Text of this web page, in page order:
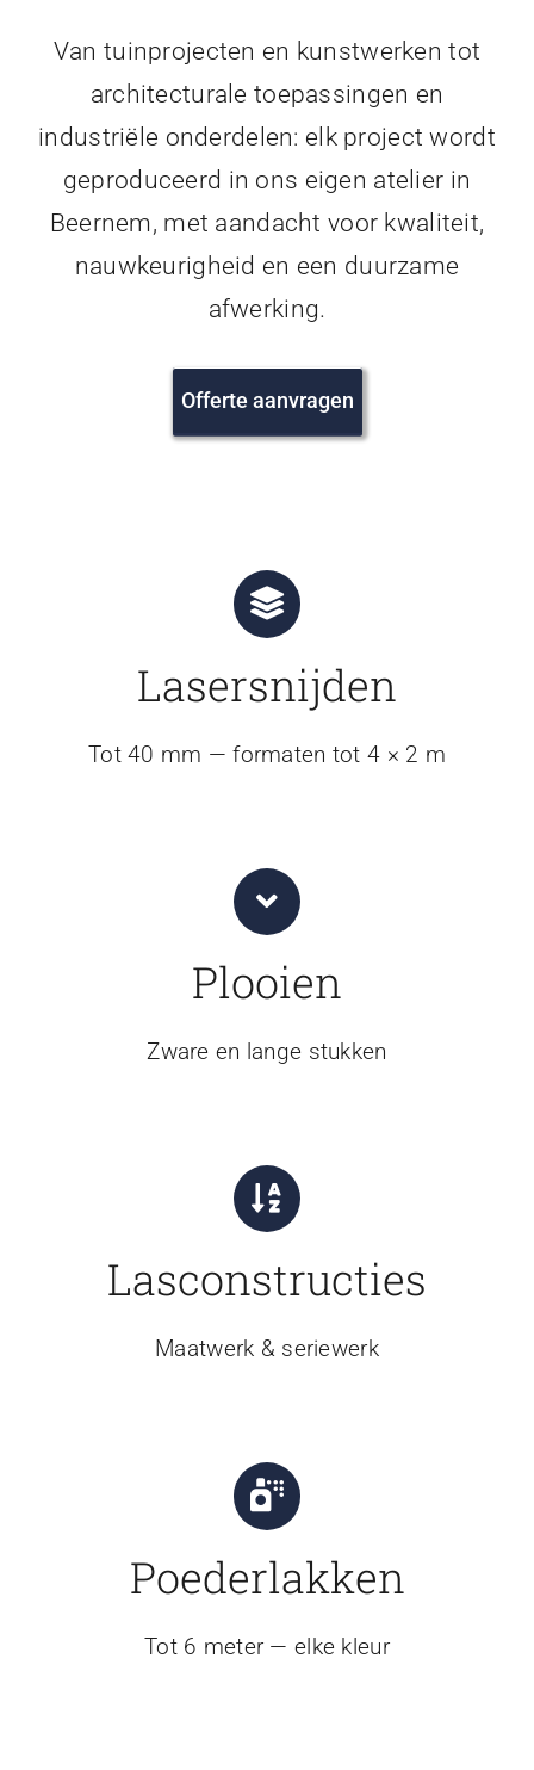
Van tuinprojecten en kunstwerken tot
architecturale toepassingen en
industriële onderdelen: elk project wordt
geproduceerd in ons eigen atelier in
Beernem, met aandacht voor kwaliteit,
nauwkeurigheid en een duurzame
afwerking.
Offerte aanvragen
Lasersnijden
Tot 40 mm — formaten tot 4 × 2 m
Plooien
Zware en lange stukken
Lasconstructies
Maatwerk & seriewerk
Poederlakken
Tot 6 meter — elke kleur